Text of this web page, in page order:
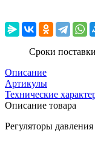
Сроки
Описание
Артикулы
Технические
Описание товара
Регуляторы